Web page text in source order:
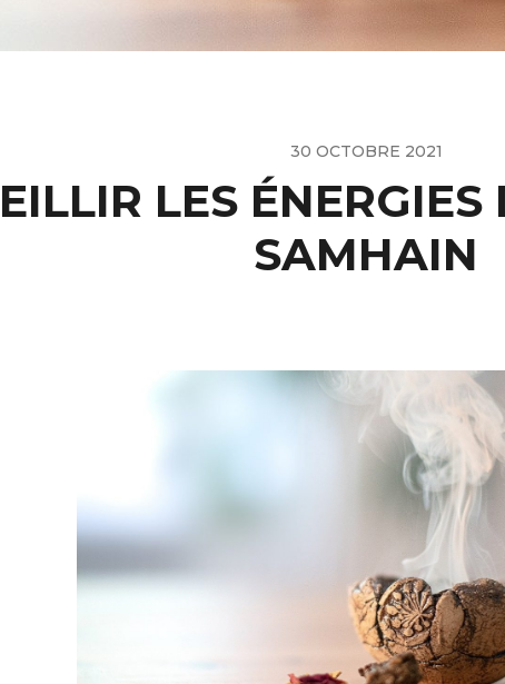
30 OCTOBRE 2021
LES
SAMHAIN